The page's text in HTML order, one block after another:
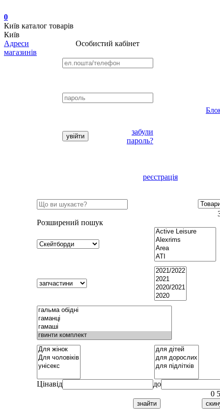
0
Київ каталог товарів
Київ
Адреси
магазинів
Особистий кабінет
забули
пароль?
реєстрація
Розширений пошук
Цінавід
до
0